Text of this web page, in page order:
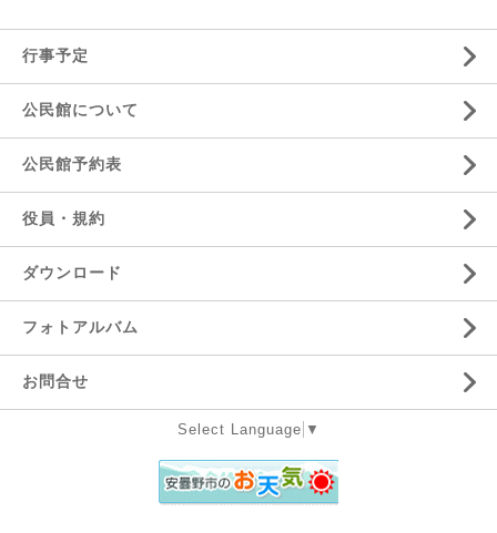
行事予定
公民館について
公民館予約表
役員・規約
ダウンロード
フォトアルバム
お問合せ
Select Language ▼